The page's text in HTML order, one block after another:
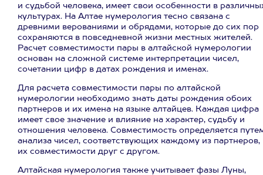
и судьбой человека, имеет свои особенности в
культурах. На Алтае нумерология тесно связана с
древними верованиями и обрядами, которые до сих пор
сохраняются в повседневной жизни местных жителей.
Расчет совместимости пары в алтайской нумерологии
основан на сложной системе интерпретации чисел,
сочетании цифр в датах рождения и именах.
Для расчета совместимости пары по алтайской
нумерологии необходимо знать даты рождения обоих
партнеров и их имена на языке алтайцев. Каждая цифра
имеет свое значение и влияние на характер, судьбу и
отношения человека. Совместимость определяется
анализа чисел, соответствующих каждому из партнеров,
их совместимости друг с другом.
Алтайская нумерология также учитывает фазы Луны,